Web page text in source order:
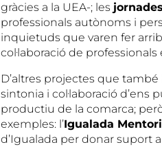
gràcies a la UEA-; les jornades
professionals autònoms i
inquietuds que varen fer
col·laboració de
D’altres projectes que
sintonia i col·laboració
productiu de la comarca;
exemples: l’Igualada
d’Igualada per donar suport